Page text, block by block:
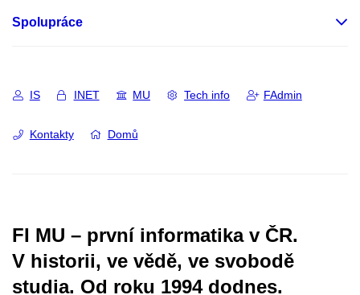
Spolupráce
IS INET MU Tech info FAdmin
Kontakty Domů
FI MU – první informatika v ČR.
V historii, ve vědě, ve svobodě
studia. Od roku 1994 dodnes.